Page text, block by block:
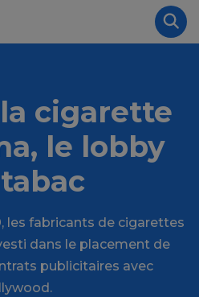
cigarette
le lobby
les fabricants de cigarettes
dans le placement de
publicitaires avec